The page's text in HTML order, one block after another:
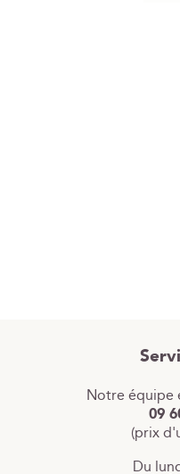
Notre équipe
09
(prix
Du